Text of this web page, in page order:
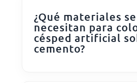
¿Qué materiales se
necesitan para
césped artificial
cemento?